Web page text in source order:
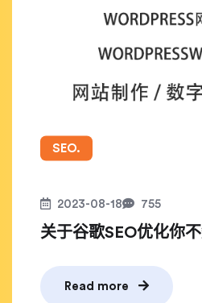
SEO.
2023-08-18 755
关于谷歌SEO优化你
Read more